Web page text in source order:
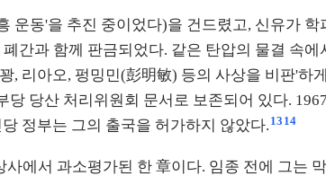
운동'을 추진 중이었다)을 건드렸고, 신유가
간과 함께 판금되었다. 같은 탄압의 물결 속
, 리아오, 펑밍민(彭明敏) 등의 사상을 비판'
당산 처리위원회 문서로 보존되어 있다.
정부는 그의 출국을 허가하지 않았다. 13 14
에서 과소평가된 한 章이다. 임종 전에 그는